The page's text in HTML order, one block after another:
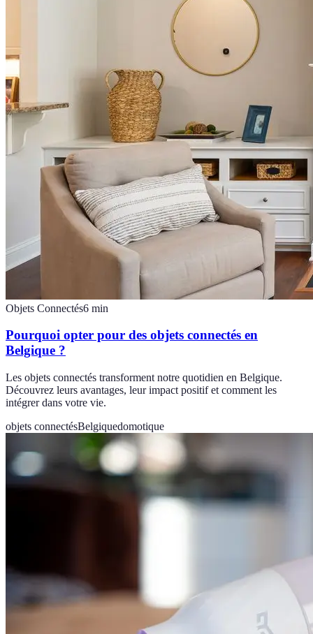
Objets Connectés6 min
Pourquoi opter pour des objets connectés en
Belgique ?
Les objets connectés transforment notre quotidien en Belgique.
Découvrez leurs avantages, leur impact positif et comment les
intégrer dans votre vie.
objets connectésBelgiquedomotique